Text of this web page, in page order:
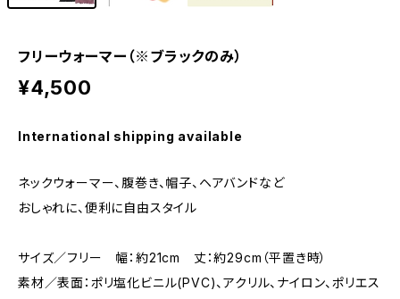
フリーウォーマー（※ブラックのみ）
¥4,500
International shipping available
ネックウォーマー、腹巻き、帽子、ヘアバンドなど
おしゃれに、便利に自由スタイル
サイズ／フリー 幅：約21cm 丈：約29cm（平置き時）
素材／表面：ポリ塩化ビニル(PVC)、アクリル、ナイロン、ポリエス